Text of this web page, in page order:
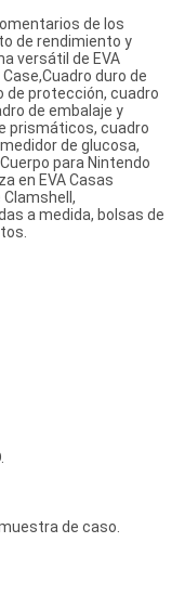
de los
de rendimiento y
versátil de EVA
duro de
de protección, cuadro
de embalaje y
prismáticos, cuadro
de glucosa,
para Nintendo
en EVA Casas
a medida, bolsas de
de caso.